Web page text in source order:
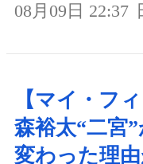
08月09日 22:37
【マイ・フ
森裕太“二宮
変わった理